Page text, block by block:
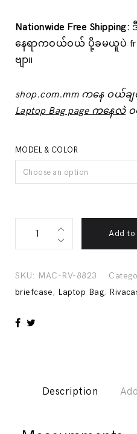
Nationwide Free Shipping:
နေရာကဝယ်ဝယ် ပို့ခမယူပဲ free
ဗျာ။
shop.com.mm ကနေ ဝယ်ခ
Laptop Bag page ကနေလဲဝ
MODEL & COLOR
Choose an option
Bag
-
quantity
Add
SKU: MAC-RV-8823
briefcase, Laptop Bag,
Description